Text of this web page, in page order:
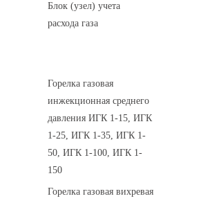
Блок (узел) учета
расхода газа
Горелка газовая
инжекционная среднего
давления ИГК 1-15, ИГК
1-25, ИГК 1-35, ИГК 1-
50, ИГК 1-100, ИГК 1-
150
Горелка газовая вихревая